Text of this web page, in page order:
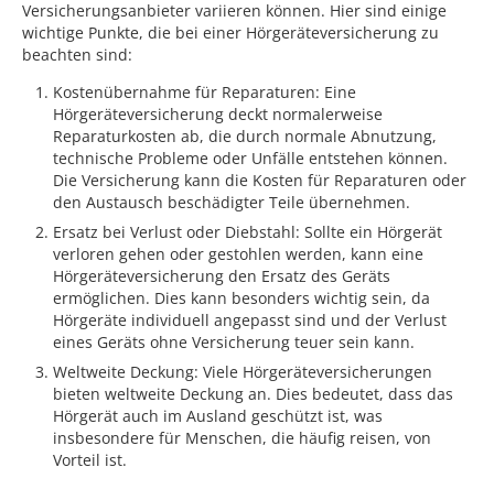
Versicherungsanbieter variieren können. Hier sind einige
wichtige Punkte, die bei einer Hörgeräteversicherung zu
beachten sind:
Kostenübernahme für Reparaturen: Eine
Hörgeräteversicherung deckt normalerweise
Reparaturkosten ab, die durch normale Abnutzung,
technische Probleme oder Unfälle entstehen können.
Die Versicherung kann die Kosten für Reparaturen oder
den Austausch beschädigter Teile übernehmen.
Ersatz bei Verlust oder Diebstahl: Sollte ein Hörgerät
verloren gehen oder gestohlen werden, kann eine
Hörgeräteversicherung den Ersatz des Geräts
ermöglichen. Dies kann besonders wichtig sein, da
Hörgeräte individuell angepasst sind und der Verlust
eines Geräts ohne Versicherung teuer sein kann.
Weltweite Deckung: Viele Hörgeräteversicherungen
bieten weltweite Deckung an. Dies bedeutet, dass das
Hörgerät auch im Ausland geschützt ist, was
insbesondere für Menschen, die häufig reisen, von
Vorteil ist.